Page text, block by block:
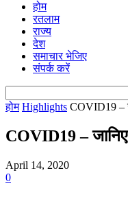
होम
रतलाम
राज्य
देश
समाचार भेजिए
संपर्क करें
होम Highlights COVID19 –
COVID19 – जानिए
April 14, 2020
0